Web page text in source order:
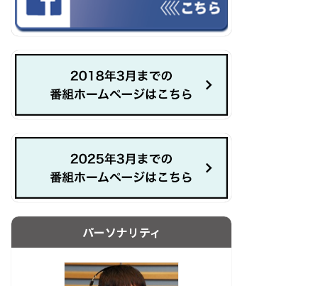
パーソナリティ